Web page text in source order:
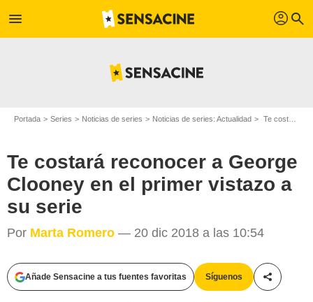
menu profil search
Portada Series Noticias de series Noticias de series: Actualidad Te costará reconocer a George Clooney en el primer vistazo a su serie
Te costará reconocer a George
Clooney en el primer vistazo a
su serie
Por Marta Romero — 20 dic 2018 a las 10:54
Añade Sensacine a tus fuentes favoritas Síguenos
Philipe Antonello / Hulu